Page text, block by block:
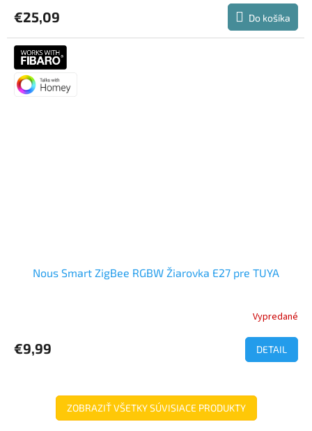
€25,09 Do košíka
Nous Smart ZigBee RGBW Žiarovka E27 pre TUYA
produktu
je
Vypredané
€9,99 DETAIL
ZOBRAZIŤ VŠETKY SÚVISIACE PRODUKTY